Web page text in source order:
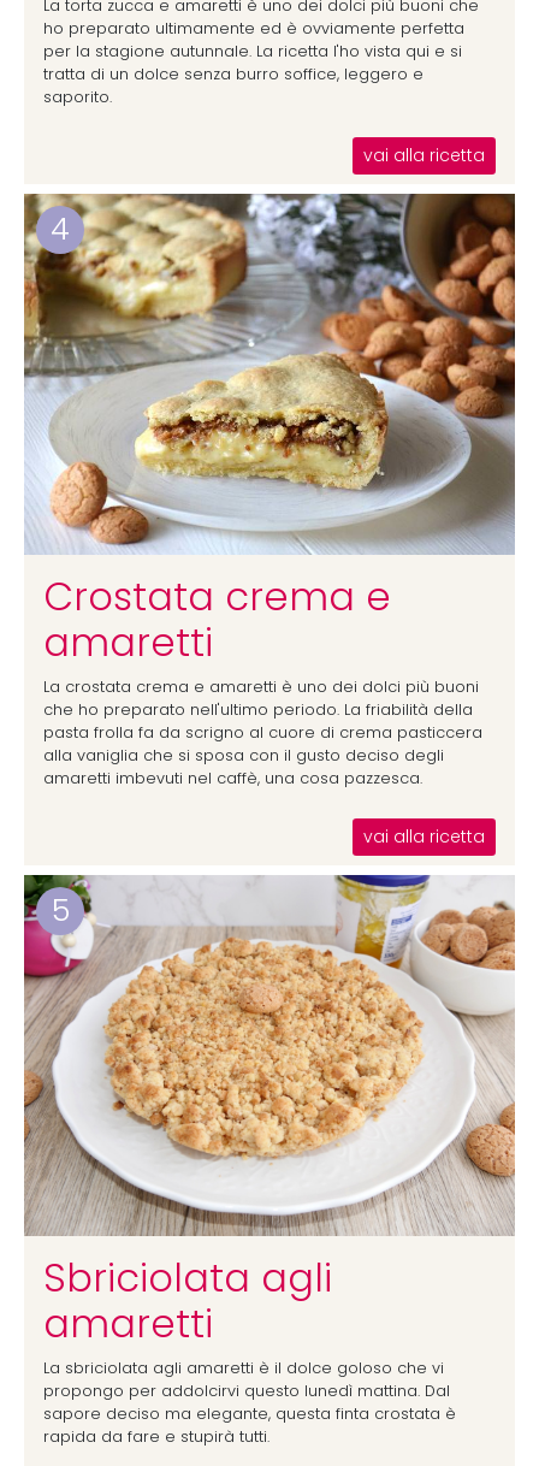
La torta zucca e amaretti è uno dei dolci più buoni che
ho preparato ultimamente ed è ovviamente perfetta
per la stagione autunnale. La ricetta l'ho vista qui e si
tratta di un dolce senza burro soffice, leggero e
saporito.
vai alla ricetta
4
Crostata crema e
amaretti
La crostata crema e amaretti è uno dei dolci più buoni
che ho preparato nell'ultimo periodo. La friabilità della
pasta frolla fa da scrigno al cuore di crema pasticcera
alla vaniglia che si sposa con il gusto deciso degli
amaretti imbevuti nel caffè, una cosa pazzesca.
vai alla ricetta
5
Sbriciolata agli
amaretti
La sbriciolata agli amaretti è il dolce goloso che vi
propongo per addolcirvi questo lunedì mattina. Dal
sapore deciso ma elegante, questa finta crostata è
rapida da fare e stupirà tutti.